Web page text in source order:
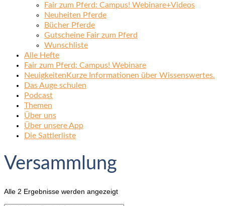
Fair zum Pferd: Campus! Webinare+Videos
Neuheiten Pferde
Bücher Pferde
Gutscheine Fair zum Pferd
Wunschliste
Alle Hefte
Fair zum Pferd: Campus! Webinare
Neuigkeiten Kurze Informationen über Wissenswertes.
Das Auge schulen
Podcast
Themen
Über uns
Über unsere App
Die Sattlerliste
Versammlung
Alle 2 Ergebnisse werden angezeigtNach